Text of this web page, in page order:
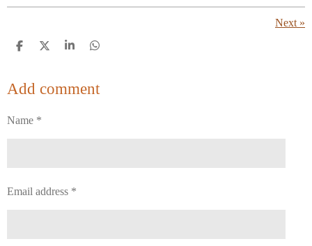
Next»
S
e
S
e
S
e
S
r
e
Add comment
Name *
Email address *